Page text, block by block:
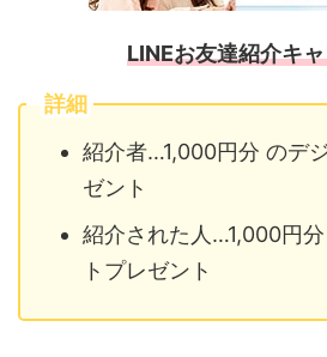
LINEお友達紹介キ
詳細
紹介者…1,000円分 のデ
ゼント
紹介された人…1,000円
トプレゼント